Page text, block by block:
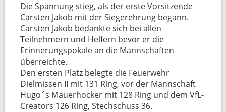
Die Spannung stieg, als der erste Vorsitzende
Carsten Jakob mit der Siegerehrung begann.
Carsten Jakob bedankte sich bei allen
Teilnehmern und Helfern bevor er die
Erinnerungspokale an die Mannschaften
überreichte.
Den ersten Platz belegte die Feuerwehr
Dielmissen II mit 131 Ring, vor der Mannschaft
Hugo´s Mauerhocker mit 128 Ring und dem VfL-
Creators 126 Ring, Stechschuss 36.